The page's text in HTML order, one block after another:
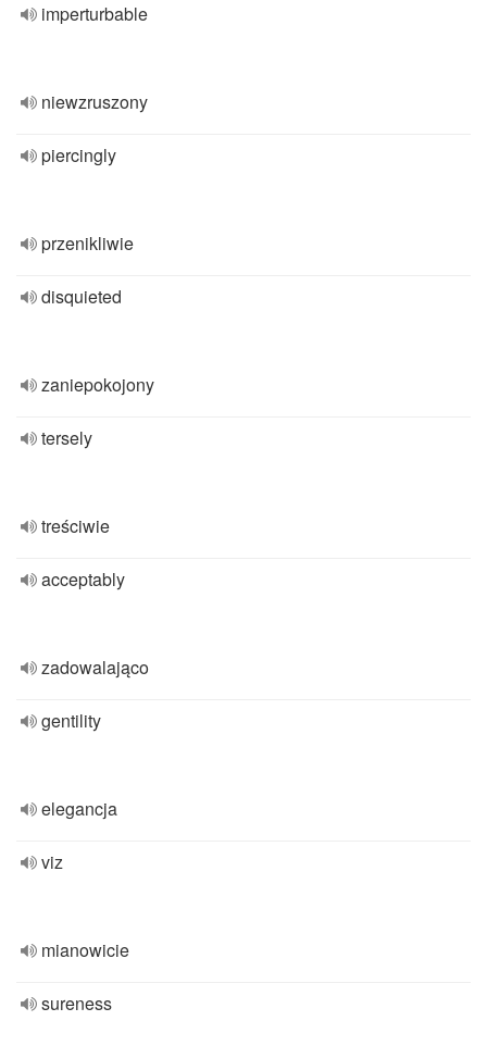
imperturbable
niewzruszony
piercingly
przenikliwie
disquieted
zaniepokojony
tersely
treściwie
acceptably
zadowalająco
gentility
elegancja
viz
mianowicie
sureness